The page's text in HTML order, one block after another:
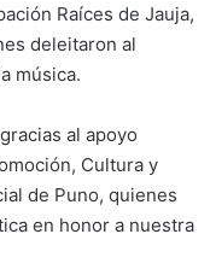
Raíces de Jauja,
deleitaron al
música.
al apoyo
Cultura y
de Puno, quienes
en honor a nuestra